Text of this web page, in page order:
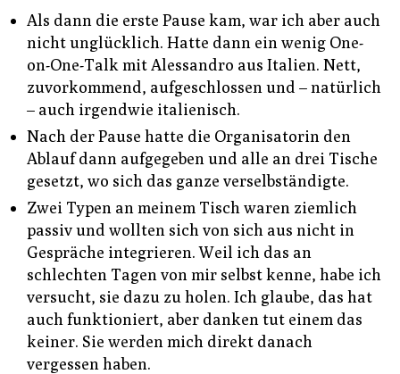
Als dann die erste Pause kam, war ich aber auch
nicht unglücklich. Hatte dann ein wenig One-
on-One-Talk mit Alessandro aus Italien. Nett,
zuvorkommend, aufgeschlossen und – natürlich
– auch irgendwie italienisch.
Nach der Pause hatte die Organisatorin den
Ablauf dann aufgegeben und alle an drei Tische
gesetzt, wo sich das ganze verselbständigte.
Zwei Typen an meinem Tisch waren ziemlich
passiv und wollten sich von sich aus nicht in
Gespräche integrieren. Weil ich das an
schlechten Tagen von mir selbst kenne, habe ich
versucht, sie dazu zu holen. Ich glaube, das hat
auch funktioniert, aber danken tut einem das
keiner. Sie werden mich direkt danach
vergessen haben.